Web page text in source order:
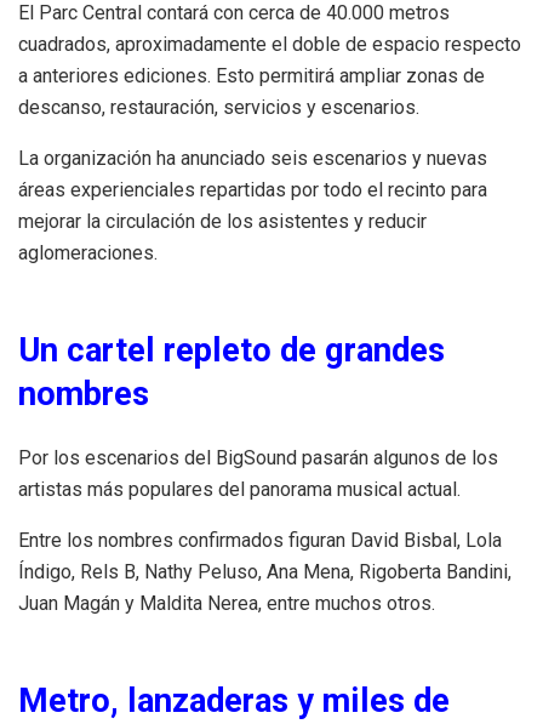
El Parc Central contará con cerca de 40.000 metros
cuadrados, aproximadamente el doble de espacio respecto
a anteriores ediciones. Esto permitirá ampliar zonas de
descanso, restauración, servicios y escenarios.
La organización ha anunciado seis escenarios y nuevas
áreas experienciales repartidas por todo el recinto para
mejorar la circulación de los asistentes y reducir
aglomeraciones.
Un cartel repleto de grandes
nombres
Por los escenarios del BigSound pasarán algunos de los
artistas más populares del panorama musical actual.
Entre los nombres confirmados figuran David Bisbal, Lola
Índigo, Rels B, Nathy Peluso, Ana Mena, Rigoberta Bandini,
Juan Magán y Maldita Nerea, entre muchos otros.
Metro, lanzaderas y miles de